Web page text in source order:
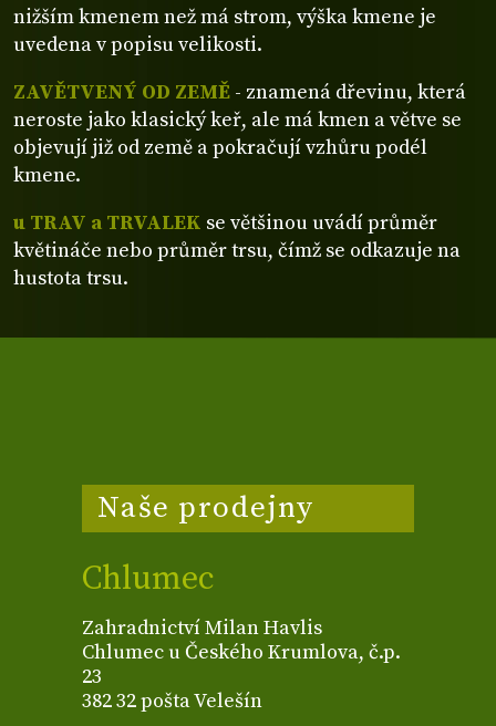
nižším kmenem než má strom, výška kmene je
uvedena v popisu velikosti.
ZAVĚTVENÝ OD ZEMĚ - znamená dřevinu, která
neroste jako klasický keř, ale má kmen a větve se
objevují již od země a pokračují vzhůru podél
kmene.
u TRAV a TRVALEK se většinou uvádí průměr
květináče nebo průměr trsu, čímž se odkazuje na
hustota trsu.
Naše prodejny
Chlumec
Zahradnictví Milan Havlis
Chlumec u Českého Krumlova, č.p.
23
382 32 pošta Velešín